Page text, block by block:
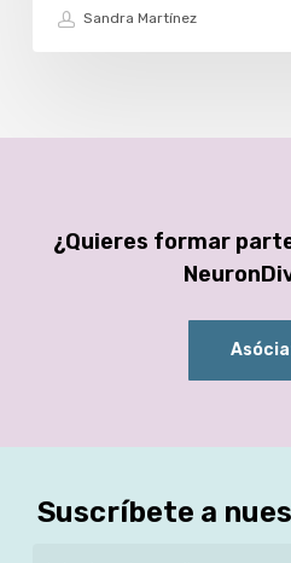
Sandra Martínez
¿Quieres formar
Suscríbete a